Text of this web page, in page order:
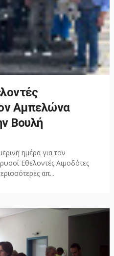
Αμπελώνα
Βουλή
ημέρα για τον
Εθελοντές Αιμοδότες
απ...